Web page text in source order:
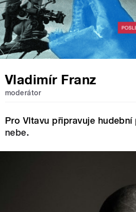
Vladimír Franz
moderátor
Pro Vltavu připravuje
nebe.